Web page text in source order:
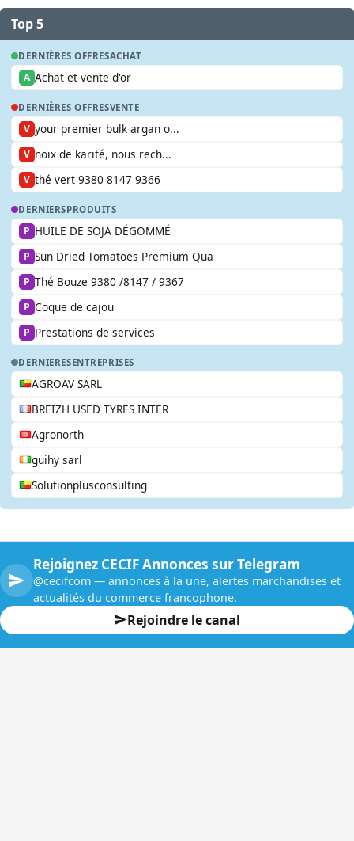
Top 5
DERNIÈRES OFFRESACHAT
A Achat et vente d'or
DERNIÈRES OFFRESVENTE
V your premier bulk argan o...
V noix de karité, nous rech...
V thé vert 9380 8147 9366
DERNIERSPRODUITS
P HUILE DE SOJA DÉGOMMÉ
P Sun Dried Tomatoes Premium Qua
P Thé Bouze 9380 /8147 / 9367
P Coque de cajou
P Prestations de services
DERNIERESENTREPRISES
AGROAV SARL
BREIZH USED TYRES INTER
Agronorth
guihy sarl
Solutionplusconsulting
Rejoignez CECIF Annonces sur Telegram
@cecifcom — annonces à la une, alertes marchandises et
actualités du commerce francophone.
Rejoindre le canal